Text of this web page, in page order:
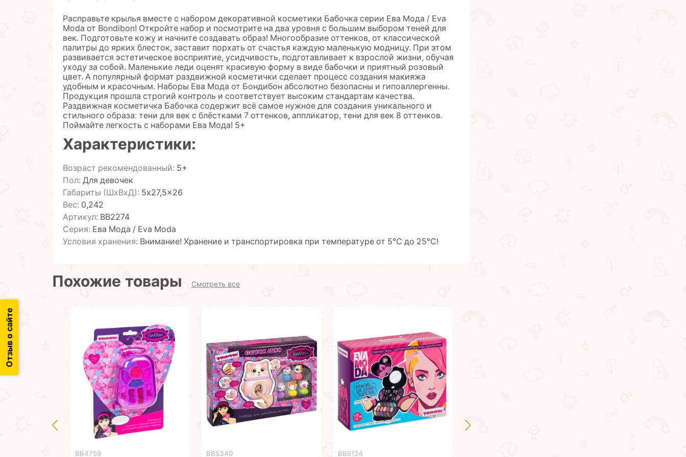
Расправьте крылья вместе с набором декоративной косметики Бабочка серии Ева Мода / Eva
Moda от Bondibon! Откройте набор и посмотрите на два уровня с большим выбором теней для
век. Подготовьте кожу и начните создавать образ! Многообразие оттенков, от классической
палитры до ярких блесток, заставит порхать от счастья каждую маленькую модницу. При этом
развивается эстетическое восприятие, усидчивость, подготавливает к взрослой жизни, обучая
уходу за собой. Маленькие леди оценят красивую форму в виде бабочки и приятный розовый
цвет. А популярный формат раздвижной косметички сделает процесс создания макияжа
удобным и красочным. Наборы Ева Мода от Бондибон абсолютно безопасны и гипоаллергенны.
Продукция прошла строгий контроль и соответствует высоким стандартам качества.
Раздвижная косметичка Бабочка содержит всё самое нужное для создания уникального и
стильного образа: тени для век с блёстками 7 оттенков, аппликатор, тени для век 8 оттенков.
Поймайте легкость с наборами Ева Мода! 5+
Характеристики:
Возраст рекомендованный: 5+
Пол: Для девочек
Габариты (ШхВхД): 5x27,5x26
Вес: 0,242
Артикул: ВВ2274
Серия: Ева Мода / Eva Moda
Условия хранения: Внимание! Хранение и транспортировка при температуре от 5℃ до 25℃!
Похожие товары Смотреть все
ВВ4759 ВВ5340 ВВ6124
Отзыв о сайте